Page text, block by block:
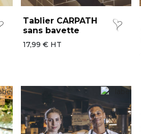
Tablier CARPATH
sans bavette
17,99 € HT